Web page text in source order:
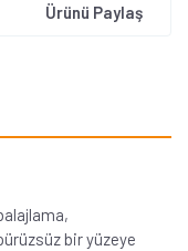
Ürünü Paylaş
bir yüzeye